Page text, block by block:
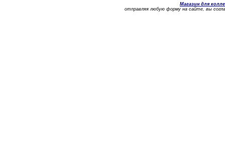
Магазин для
отправляя любую форму на сайте, вы